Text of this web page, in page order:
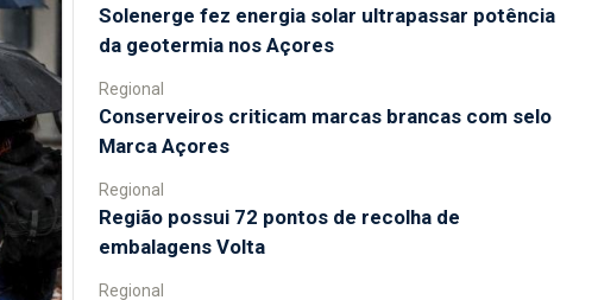
Solenerge fez energia solar ultrapassar potência
da geotermia nos Açores
Regional
Conserveiros criticam marcas brancas com selo
Marca Açores
Regional
Região possui 72 pontos de recolha de
embalagens Volta
Regional